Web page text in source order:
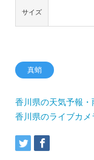
サイズ
真蛸
香川県の天気予報・
香川県のライブカメ